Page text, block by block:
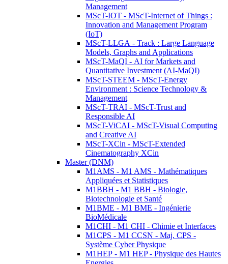
Management
MScT-IOT - MScT-Internet of Things :
Innovation and Management Program
(IoT)
MScT-LLGA - Track : Large Language
Models, Graphs and Applications
MScT-MaQI - AI for Markets and
Quantitative Investment (AI-MaQI)
MScT-STEEM - MScT-Energy
Environment : Science Technology &
Management
MScT-TRAI - MScT-Trust and
Responsible AI
MScT-ViCAI - MScT-Visual Computing
and Creative AI
MScT-XCin - MScT-Extended
Cinematography XCin
Master (DNM)
M1AMS - M1 AMS - Mathématiques
Appliquées et Statistiques
M1BBH - M1 BBH - Biologie,
Biotechnologie et Santé
M1BME - M1 BME - Ingénierie
BioMédicale
M1CHI - M1 CHI - Chimie et Interfaces
M1CPS - M1 CCSN - Maj. CPS -
Système Cyber Physique
M1HEP - M1 HEP - Physique des Hautes